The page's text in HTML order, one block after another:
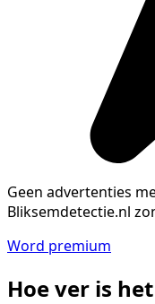
Geen advertenties
Bliksemdetectie.nl
Word premium
Hoe ver is